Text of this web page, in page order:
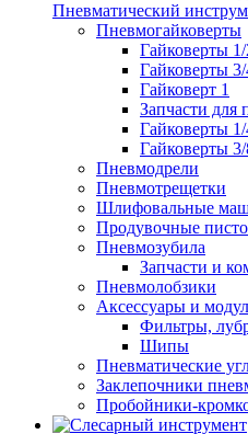
Пневматический
Пневмогайковерты
Гайковерты 1/
Гайковерты
Гайковерт 1
Запчасти для
Гайковерты
Гайковерты
Пневмодрели
Пневмотрещетки
Шлифовальные
Продувочные
Пневмозубила
Запчасти и
Пневмолобзики
Аксессуары и
Фильтры,
Шипы
Пневматические
Заклепочники
Пробойники-